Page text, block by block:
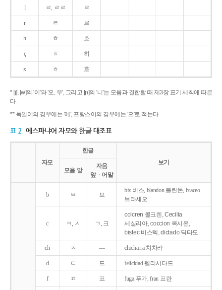
l ㄹ, ㄹㄹ ㄹ
r ㄹ 르
h ㅎ 흐
ç ㅎ 히
x ㅎ 흐
* [j], [w]의 '이'와 '오, 우', 그리고 [ɲ]의 '니'는 모음과 결합할 때 제3장 표기 세칙에 따른
다.
** 독일어의 경우에는 '에', 프랑스어의 경우에는 '으'로 적는다.
표 2 에스파냐어 자모와 한글 대조표
자모
한글
보기
모음 앞
자음
앞ㆍ어말
b ㅂ 브
biz 비스, blandon 블란돈, braceo
브라세오
c ㅋ, ㅅ ㄱ, 크
colcren 콜크렌, Cecilia
세실리아, coccion 콕시온,
bistec 비스텍, dictado 딕타도
ch ㅊ ― chicharra 치차라
d ㄷ 드 felicidad 펠리시다드
f ㅍ 프 fuga 푸가, fran 프란